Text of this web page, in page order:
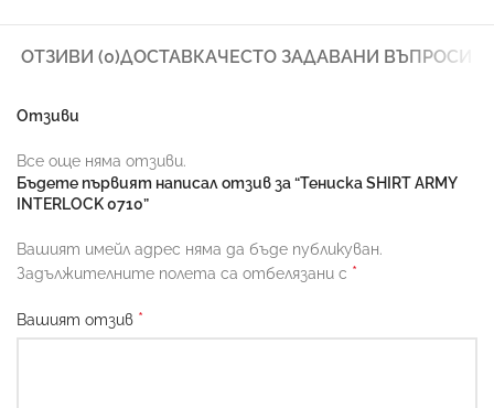
ОТЗИВИ (0)ДОСТАВКАЧЕСТО ЗАДАВАНИ ВЪПРОСИ
Отзиви
Все още няма отзиви.
Бъдете първият написал отзив за “Тениска SHIRT ARMY
INTERLOCK 0710”
Вашият имейл адрес няма да бъде публикуван.
Задължителните полета са отбелязани с *
Вашият отзив *